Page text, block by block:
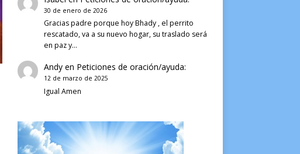
30 de enero de 2026
Gracias padre porque hoy Bhady , el perrito
rescatado, va a su nuevo hogar, su traslado será
en paz y…
Andy en Peticiones de oración/ayuda:
12 de marzo de 2025
Igual Amen